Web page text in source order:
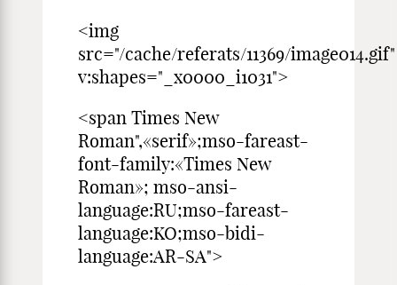
<img
src="/cache/referats/11369/image014.gif"
v:shapes="_x0000_i1031">
<span Times New
Roman",«serif»;mso-fareast-
font-family:«Times New
Roman»; mso-ansi-
language:RU;mso-fareast-
language:KO;mso-bidi-
language:AR-SA">